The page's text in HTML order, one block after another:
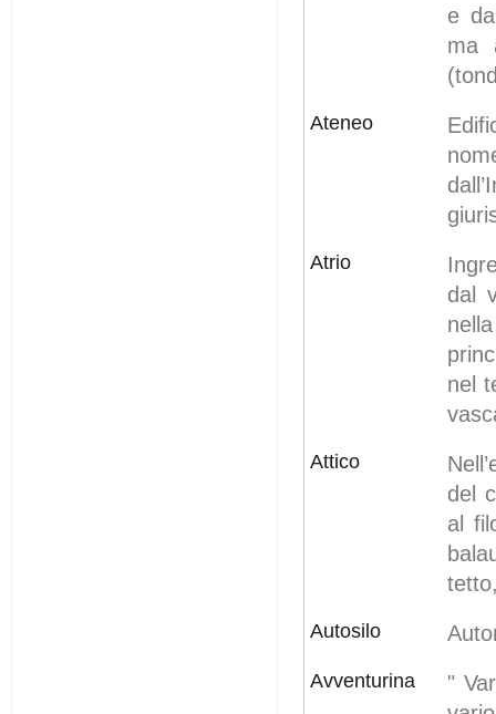
e
ma
Ateneo
Atrio
dal
nel
Attico
del
al
Autosilo
Avventurina
"